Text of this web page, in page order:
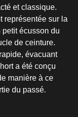
et classique.
représentée sur la
écusson du
de ceinture.
évacuant
a été conçu
manière à ce
du passé.